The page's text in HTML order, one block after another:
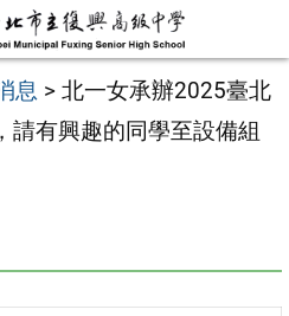
息 > 北一女承辦2025臺北
請有興趣的同學至設備組